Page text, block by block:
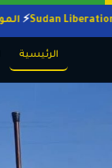
الرئيسية